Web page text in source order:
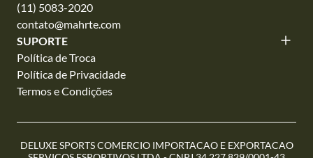
(11) 5083-2020
contato@mahrte.com
SUPORTE
Política de Troca
Política de Privacidade
Termos e Condições
DELUXE SPORTS COMERCIO IMPORTACAO E EXPORTACAO